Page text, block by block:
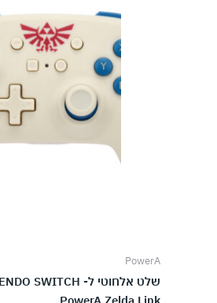
PowerA